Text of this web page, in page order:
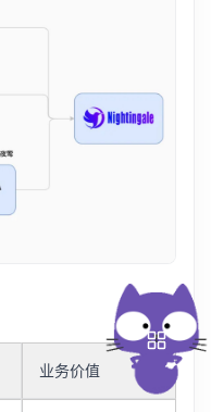
业务价值